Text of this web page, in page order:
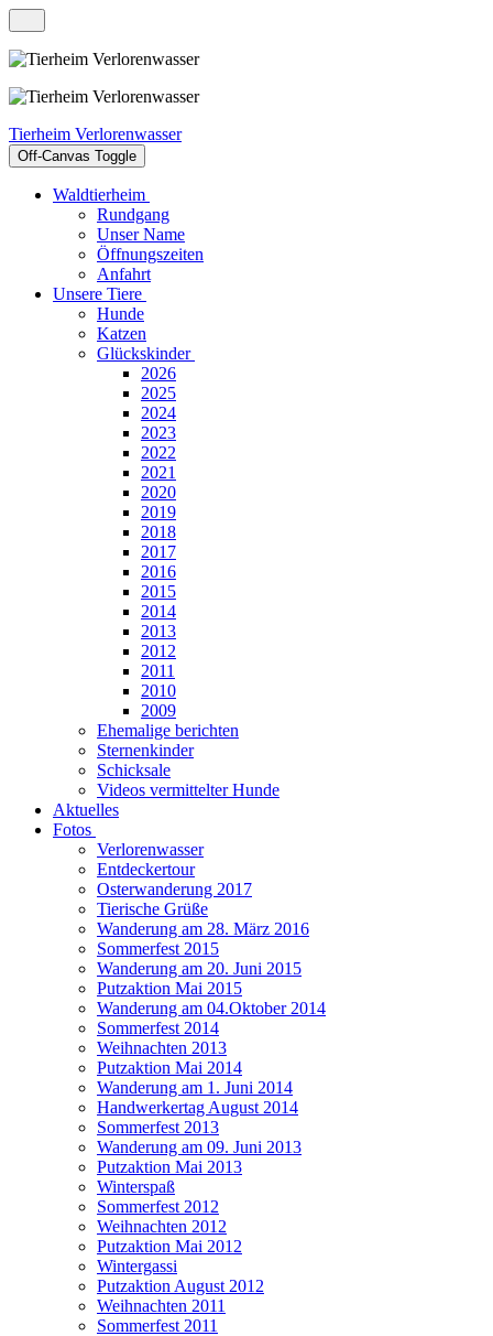
Tierheim Verlorenwasser
Off-Canvas Toggle
Waldtierheim
Rundgang
Unser Name
Öffnungszeiten
Anfahrt
Unsere Tiere
Hunde
Katzen
Glückskinder
2026
2025
2024
2023
2022
2021
2020
2019
2018
2017
2016
2015
2014
2013
2012
2011
2010
2009
Ehemalige berichten
Sternenkinder
Schicksale
Videos vermittelter Hunde
Aktuelles
Fotos
Verlorenwasser
Entdeckertour
Osterwanderung 2017
Tierische Grüße
Wanderung am 28. März 2016
Sommerfest 2015
Wanderung am 20. Juni 2015
Putzaktion Mai 2015
Wanderung am 04.Oktober 2014
Sommerfest 2014
Weihnachten 2013
Putzaktion Mai 2014
Wanderung am 1. Juni 2014
Handwerkertag August 2014
Sommerfest 2013
Wanderung am 09. Juni 2013
Putzaktion Mai 2013
Winterspaß
Sommerfest 2012
Weihnachten 2012
Putzaktion Mai 2012
Wintergassi
Putzaktion August 2012
Weihnachten 2011
Sommerfest 2011